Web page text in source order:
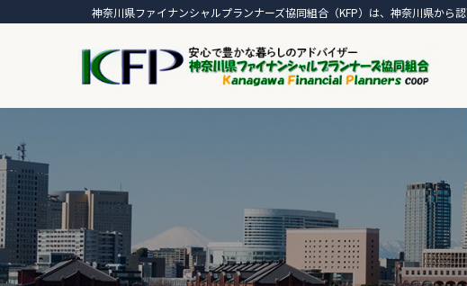
神奈川県ファイナンシャルプランナーズ協同組合（KFP）は、神奈川県から認